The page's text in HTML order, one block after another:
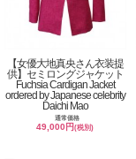
【女優大地真央さん衣装提
供】セミロングジャケット
Fuchsia Cardigan Jacket
ordered by Japanese celebrity
Daichi Mao
通常価格
49,000円(税別)